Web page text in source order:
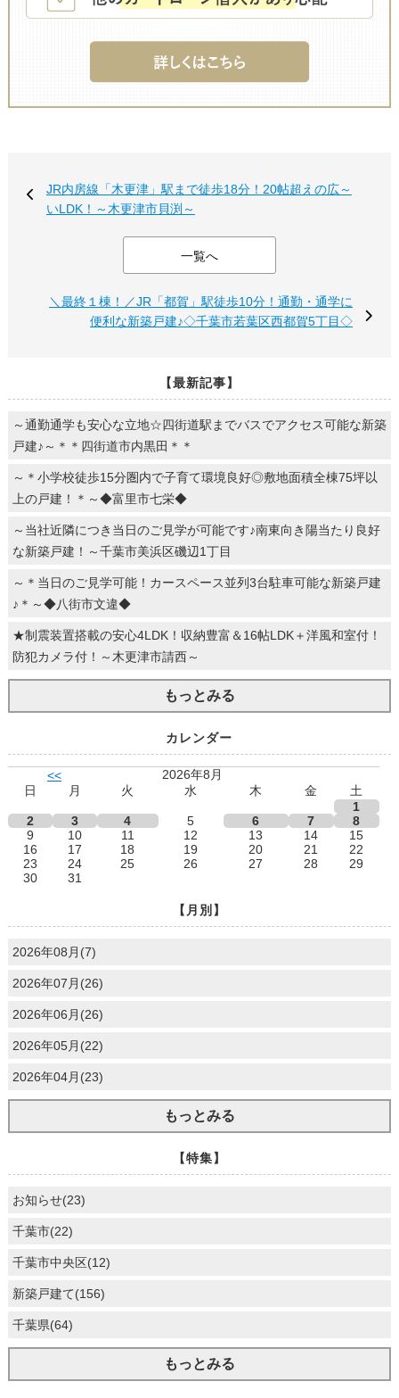
JR内房線「木更津」駅まで徒歩18分！20帖超えの広～
いLDK！～木更津市貝渕～
一覧へ
＼最終１棟！／JR「都賀」駅徒歩10分！通勤・通学に
便利な新築戸建♪◇千葉市若葉区西都賀5丁目◇
【最新記事】
～通勤通学も安心な立地☆四街道駅までバスでアクセス可能な新築
戸建♪～＊＊四街道市内黒田＊＊
～＊小学校徒歩15分圏内で子育て環境良好◎敷地面積全棟75坪以
上の戸建！＊～◆富里市七栄◆
～当社近隣につき当日のご見学が可能です♪南東向き陽当たり良好
な新築戸建！～千葉市美浜区磯辺1丁目
～＊当日のご見学可能！カースペース並列3台駐車可能な新築戸建
♪＊～◆八街市文違◆
★制震装置搭載の安心4LDK！収納豊富＆16帖LDK＋洋風和室付！
防犯カメラ付！～木更津市請西～
もっとみる
カレンダー
<<
2026年8月
日
月 火 水 木 金
土
1
2
3 4 5 6 7
8
9
10 11 12 13 14
15
16
17 18 19 20 21
22
23
24 25 26 27 28
29
30
31
【月別】
2026年08月(7)
2026年07月(26)
2026年06月(26)
2026年05月(22)
2026年04月(23)
もっとみる
【特集】
お知らせ(23)
千葉市(22)
千葉市中央区(12)
新築戸建て(156)
千葉県(64)
もっとみる